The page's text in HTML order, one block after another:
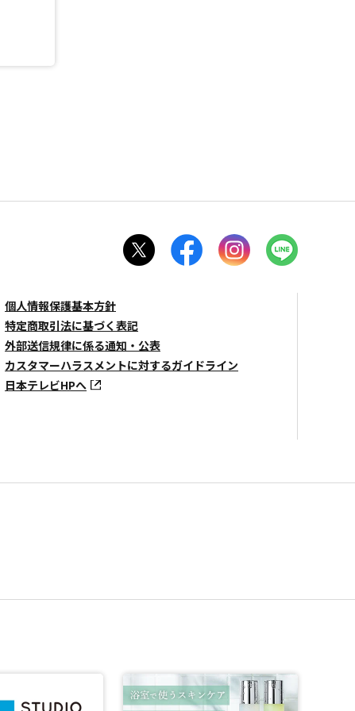
個人情報保護基本方針
特定商取引法に基づく表記
外部送信規律に係る通知・公表
カスタマーハラスメントに対するガイドライン
日本テレビHPへ